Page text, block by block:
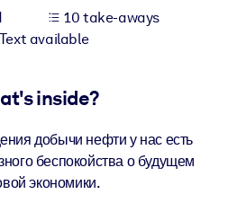
10 take-aways
Text available
inside?
добычи нефти у нас есть
беспокойства о будущем
экономики.